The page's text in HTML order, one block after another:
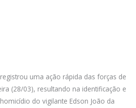
uma ação rápida das forças de
(28/03), resultando na identificação e
do vigilante Edson João da